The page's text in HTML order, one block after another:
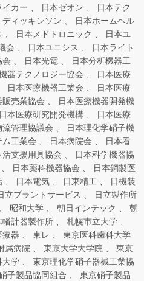
イカー 日本ゼオン
日本テク
ィッキンソン
日本ホームヘル
日本メドトロニック
日本ユ
会
日本ユニシス
日本ライト
会 日本光電
日本分析機器工
器テクノロジー協会
日本医療
日本医療機器工業会
日本医療
販売業協会
日本医療機器開発機
日本医療研究開発機構
日本医療
流管理協議会
日本理化学硝子機
ム工業会 日本病院会
日本看
支援用具協会
日本科学機器協
日本薬科機器協会
日本鋼製医
日本電気 日東精工
日機装
立プラントサービス
日立製作所
昭和大学 朝日インテック
朝
幡計器製作所
札幌市立大学
療器 東レ
東京医科歯科大学
属病院 東京大学大学院
東京
大学
東京理化学硝子器械工業協
子製品協同組合
東京硝子製品